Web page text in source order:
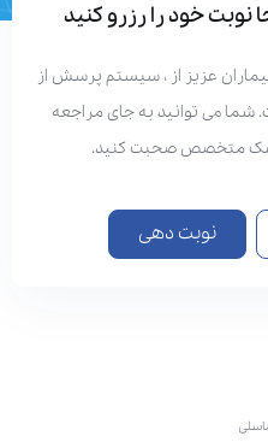
خود را رزرو کنید
از ، سیستم پرسش از
توانید به جای مراجعه
صحبت کنید.
نوبت دهی